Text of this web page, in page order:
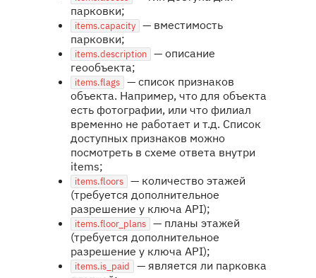
парковки;
items.capacity — вместимость
парковки;
items.description — описание
геообъекта;
items.flags — список признаков
объекта. Например, что для объекта
есть фотографии, или что филиал
временно не работает и т.д. Список
доступных признаков можно
посмотреть в схеме ответа внутри
items;
items.floors — количество этажей
(требуется дополнительное
разрешение у ключа API);
items.floor_plans — планы этажей
(требуется дополнительное
разрешение у ключа API);
items.is_paid
— является ли парковка